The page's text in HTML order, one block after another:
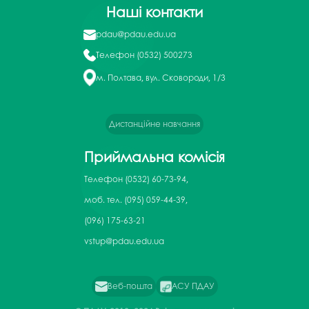
Наші контакти
pdau@pdau.edu.ua
Телефон (0532) 500273
м. Полтава, вул. Сковороди, 1/3
Дистанційне навчання
Приймальна комісія
Телефон (0532) 60-73-94,
моб. тел. (095) 059-44-39,
(096) 175-63-21
vstup@pdau.edu.ua
Веб-пошта АСУ ПДАУ